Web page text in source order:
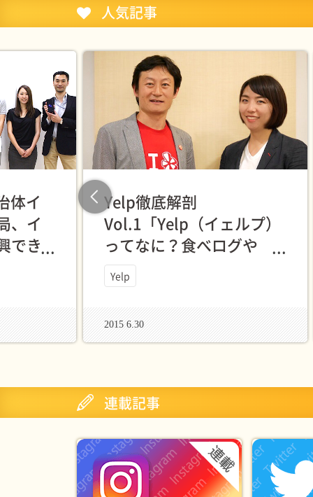
人気記事
Previous
体イ
、イ
でき
Yelp徹底解剖
Vol.1「Yelp（イェルプ）
ってなに？食べログや
Rettyとなにが違うんです
か？」中の人に聞いてき
Yelp
2015 6.30
連載記事